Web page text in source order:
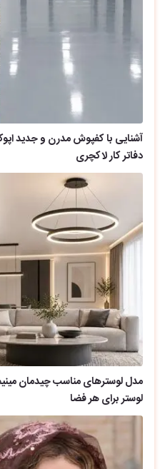
آشنایی با کفپوش مدرن و جدید
دفاتر کار لاکچری
مدل لوسترهای مناسب چیدمان
لوستر برای هر فضا